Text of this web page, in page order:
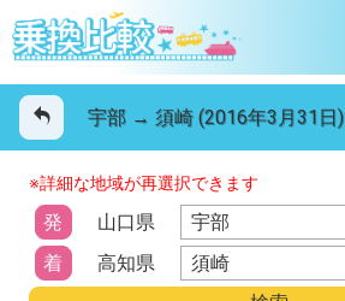
宇部 → 須崎 (2016年3月31日)
※詳細な地域が再選択できます
発 山口県
宇部
着
高知県 須崎